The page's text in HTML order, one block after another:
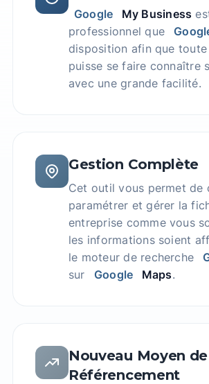
Google My Business
professionnel que
disposition afin que
puisse se faire connaître
avec une grande facilité.
Gestion Complète
Cet outil vous permet de
paramétrer et gérer la
entreprise comme vous
les informations soient
le moteur de recherche
sur
Google Maps.
Nouveau Moyen de
Référencement